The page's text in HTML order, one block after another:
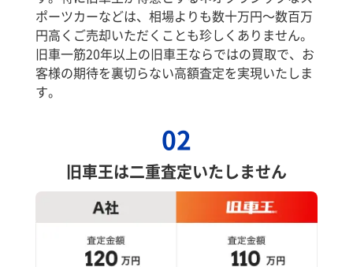
ポーツカーなどは、相場よりも数十万円～数百万
円高くご売却いただくことも珍しくありません。
旧車一筋20年以上の旧車王ならではの買取で、お
客様の期待を裏切らない高額査定を実現いたしま
す。
02
旧車王は二重査定いたしません